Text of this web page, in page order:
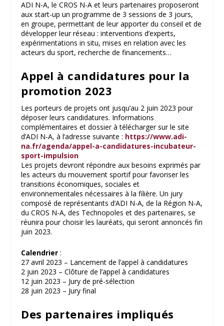
ADI N-A, le CROS N-A et leurs partenaires proposeront
aux start-up un programme de 3 sessions de 3 jours,
en groupe, permettant de leur apporter du conseil et de
développer leur réseau : interventions d’experts,
expérimentations in situ, mises en relation avec les
acteurs du sport, recherche de financements…
Appel à candidatures pour la
promotion 2023
Les porteurs de projets ont jusqu’au 2 juin 2023 pour
déposer leurs candidatures. Informations
complémentaires et dossier à télécharger sur le site
d’ADI N-A, à l’adresse suivante : https://www.adi-
na.fr/agenda/appel-a-candidatures-incubateur-
sport-impulsion
Les projets devront répondre aux besoins exprimés par
les acteurs du mouvement sportif pour favoriser les
transitions économiques, sociales et
environnementales nécessaires à la filière. Un jury
composé de représentants d’ADI N-A, de la Région N-A,
du CROS N-A, des Technopoles et des partenaires, se
réunira pour choisir les lauréats, qui seront annoncés fin
juin 2023.
Calendrier :
27 avril 2023 – Lancement de l’appel à candidatures
2 juin 2023 – Clôture de l’appel à candidatures
12 juin 2023 – Jury de pré-sélection
28 juin 2023 – Jury final
Des partenaires impliqués